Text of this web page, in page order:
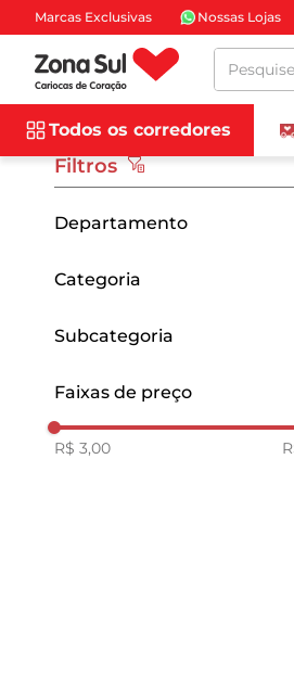
Marcas Exclusivas Nossas Lojas
Todos os corredores
Filtros
Departamento
Categoria
Subcategoria
Faixas de preço
R$ 3,00